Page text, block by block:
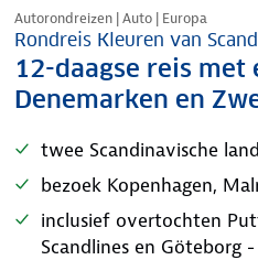
Autorondreizen | Auto | Europa
Rondreis Kleuren van
12-daagse reis
Denemarken en
twee Scandinavische
bezoek Kopenhagen,
inclusief overtochten
Scandlines en Göteborg